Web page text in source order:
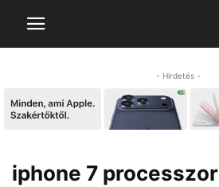
- Hirdetés -
iphone 7 processzor